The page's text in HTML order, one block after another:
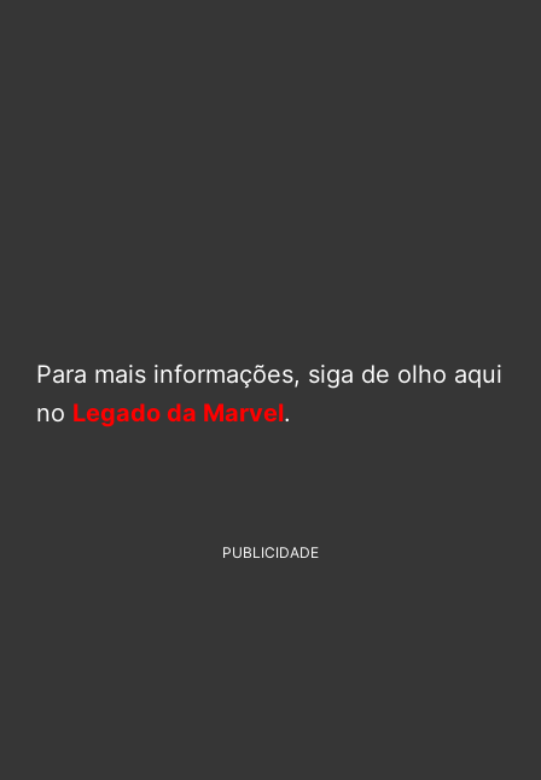
Para mais informações, siga de olho aqui
no Legado da Marvel.
PUBLICIDADE